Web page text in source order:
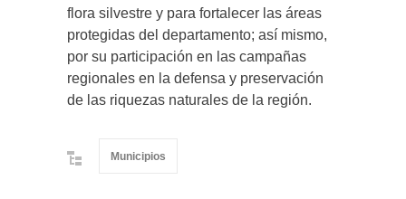
flora silvestre y para fortalecer las áreas
protegidas del departamento; así mismo,
por su participación en las campañas
regionales en la defensa y preservación
de las riquezas naturales de la región.
Municipios